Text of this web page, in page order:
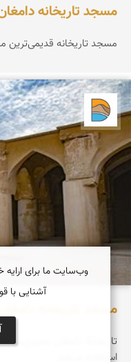
مسجد تاریخانه
مسجد تاریخانه قدیمی‌ترین
دریاچه کویر
مسجد تاریخانه دامغان
تاریخانۀ دامغان معبدی‌ست
استفاده می‌شد
وب‌سایت ما برای
آشنایی با